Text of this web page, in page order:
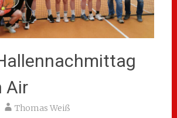
Air
Thomas Weiß